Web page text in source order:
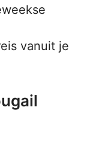
vanuit je